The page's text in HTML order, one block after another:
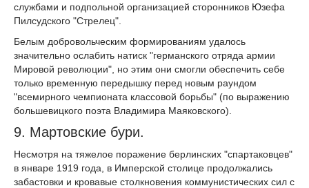
службами и подпольной организацией сторонников Юзефа
Пилсудского "Стрелец".
Белым добровольческим формированиям удалось
значительно ослабить натиск "германского отряда армии
Мировой революции", но этим они смогли обеспечить себе
только временную передышку перед новым раундом
"всемирного чемпионата классовой борьбы" (по выражению
большевицкого поэта Владимира Маяковского).
9. Мартовские бури.
Несмотря на тяжелое поражение берлинских "спартаковцев"
в январе 1919 года, в Имперской столице продолжались
забастовки и кровавые столкновения коммунистических сил с